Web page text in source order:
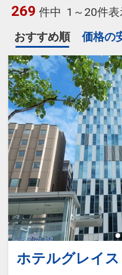
269 件中 1～20件
おすすめ順
価格の
ホテルグレイ